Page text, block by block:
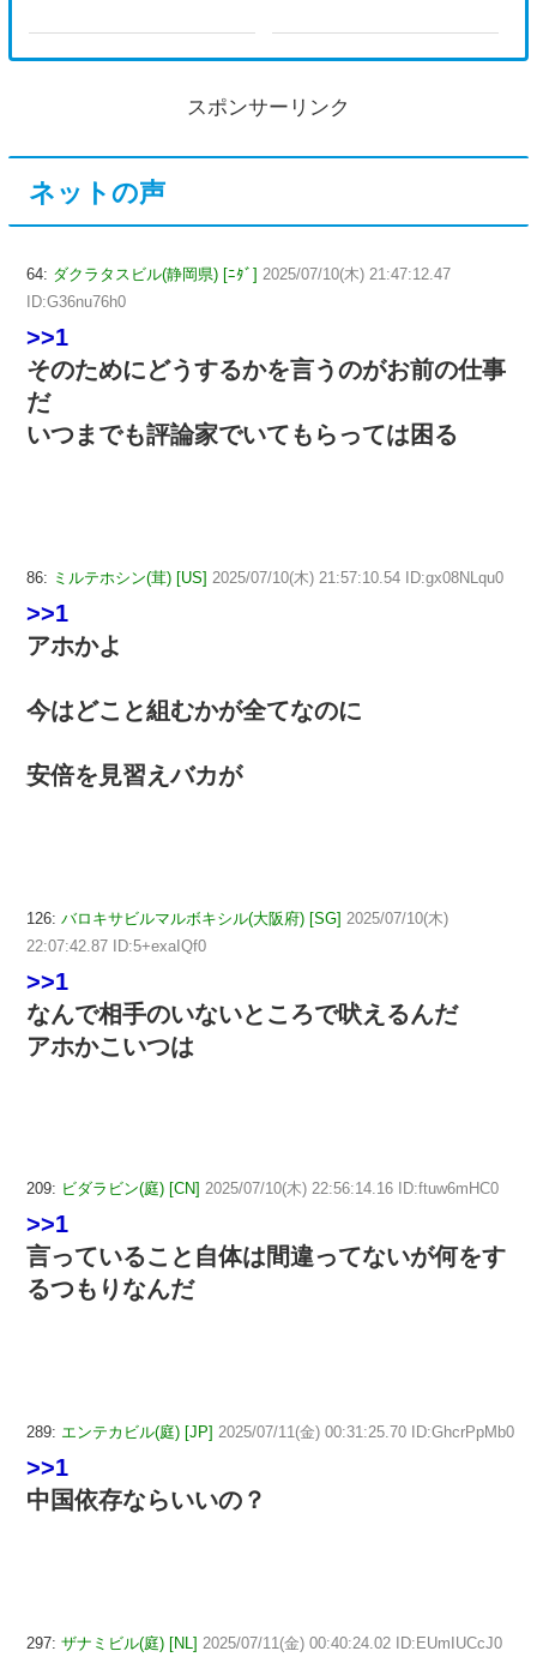
スポンサーリンク
ネットの声
64: ダクラタスビル(静岡県) [ﾆﾀﾞ] 2025/07/10(木) 21:47:12.47
ID:G36nu76h0
>>1
そのためにどうするかを言うのがお前の仕事
だ
いつまでも評論家でいてもらっては困る
86: ミルテホシン(茸) [US] 2025/07/10(木) 21:57:10.54 ID:gx08NLqu0
>>1
アホかよ
今はどこと組むかが全てなのに
安倍を見習えバカが
126: バロキサビルマルボキシル(大阪府) [SG] 2025/07/10(木)
22:07:42.87 ID:5+exaIQf0
>>1
なんで相手のいないところで吠えるんだ
アホかこいつは
209: ビダラビン(庭) [CN] 2025/07/10(木) 22:56:14.16 ID:ftuw6mHC0
>>1
言っていること自体は間違ってないが何をす
るつもりなんだ
289: エンテカビル(庭) [JP] 2025/07/11(金) 00:31:25.70 ID:GhcrPpMb0
>>1
中国依存ならいいの？
297: ザナミビル(庭) [NL] 2025/07/11(金) 00:40:24.02 ID:EUmIUCcJ0